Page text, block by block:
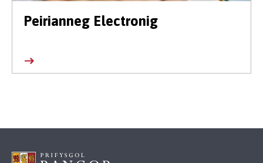
Peirianneg Electronig